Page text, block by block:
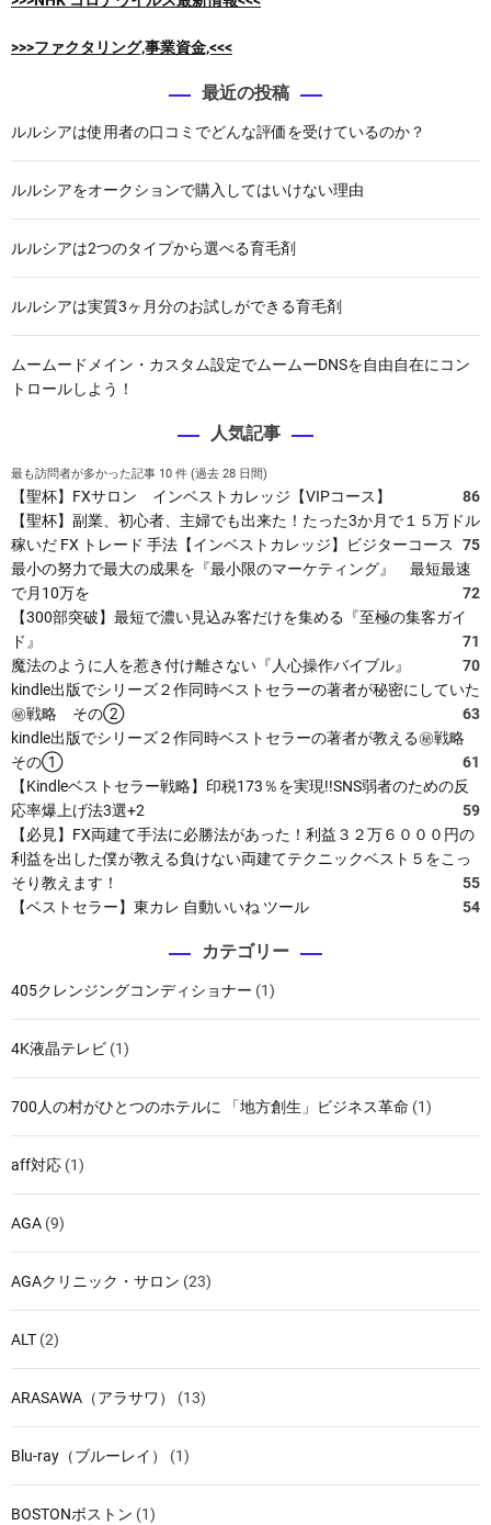
>>>ファクタリング,事業資金,<<<
最近の投稿
ルルシアは使用者の口コミでどんな評価を受けているのか？
ルルシアをオークションで購入してはいけない理由
ルルシアは2つのタイプから選べる育毛剤
ルルシアは実質3ヶ月分のお試しができる育毛剤
ムームードメイン・カスタム設定でムームーDNSを自由自在にコン
トロールしよう！
人気記事
最も訪問者が多かった記事 10 件 (過去 28 日間)
【聖杯】FXサロン インベストカレッジ【VIPコース】
86
【聖杯】副業、初心者、主婦でも出来た！たった3か月で１５万ドル
稼いだ FX トレード 手法【インベストカレッジ】ビジターコース
75
最小の努力で最大の成果を『最小限のマーケティング』 最短最速
で月10万を
72
【300部突破】最短で濃い見込み客だけを集める『至極の集客ガイ
ド』
71
魔法のように人を惹き付け離さない『人心操作バイブル』
70
kindle出版でシリーズ２作同時ベストセラーの著者が秘密にしていた
㊙戦略 その②
63
kindle出版でシリーズ２作同時ベストセラーの著者が教える㊙戦略
その①
61
【Kindleベストセラー戦略】印税173％を実現!!SNS弱者のための反
応率爆上げ法3選+2
59
【必見】FX両建て手法に必勝法があった！利益３２万６０００円の
利益を出した僕が教える負けない両建てテクニックベスト５をこっ
そり教えます！
55
【ベストセラー】東カレ 自動いいね ツール
54
カテゴリー
405クレンジングコンディショナー (1)
4K液晶テレビ (1)
700人の村がひとつのホテルに 「地方創生」ビジネス革命 (1)
aff対応 (1)
AGA (9)
AGAクリニック・サロン (23)
ALT (2)
ARASAWA（アラサワ） (13)
Blu-ray（ブルーレイ） (1)
BOSTONボストン (1)